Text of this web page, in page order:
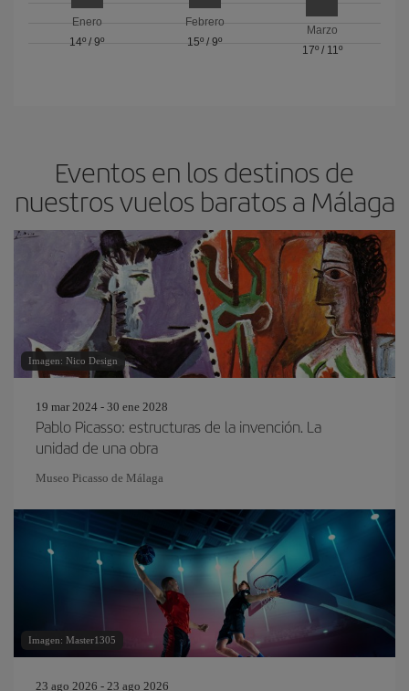
Enero
14º /9º
Febrero
15º / 9º
Marzo
17º/ 11º
Eventos en los destinos de
nuestros vuelos baratos a Málaga
Imagen: Nico Design
19 mar 2024 - 30 ene 2028
Pablo Picasso: estructuras de la invención. La
unidad de una obra
Museo Picasso de Málaga
Imagen: Master1305
23 ago 2026 - 23 ago 2026